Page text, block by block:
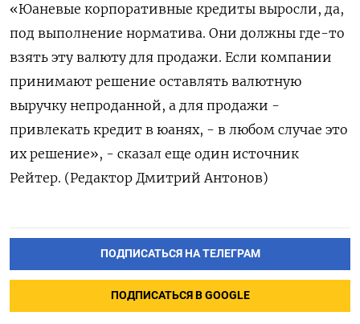
«Юаневые корпоративные кредиты выросли, да,
под выполнение норматива. Они должны где-то
взять эту валюту для продажи. Если компании
принимают решение оставлять валютную
выручку непроданной, а для продажи -
привлекать кредит в юанях, - в любом случае это
их решение», - сказал еще один источник
Рейтер. (Редактор Дмитрий Антонов)
ПОДПИСАТЬСЯ НА ТЕЛЕГРАМ
ПОДПИСАТЬСЯ В GOOGLE